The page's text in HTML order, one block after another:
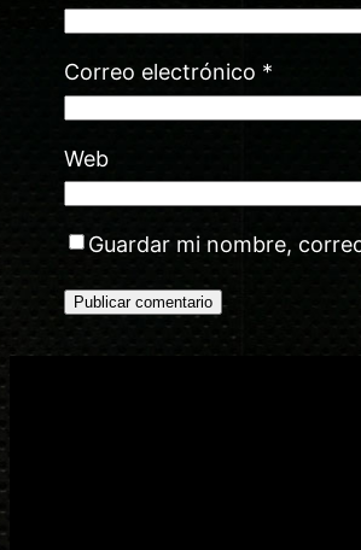
Correo electrónico *
Web
Guardar mi nombre,